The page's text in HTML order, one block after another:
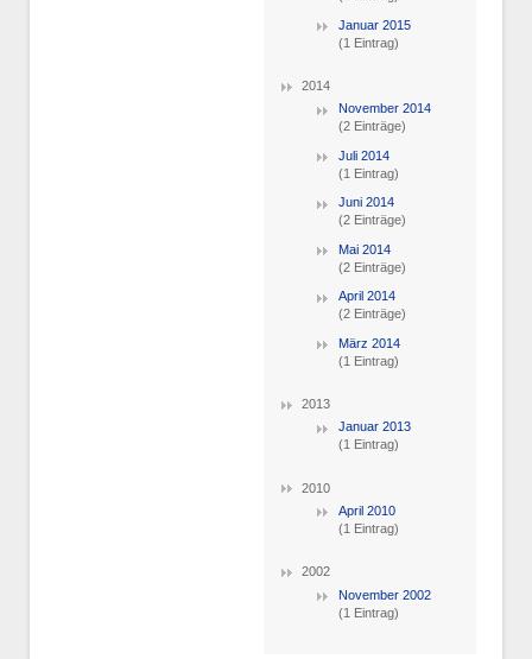
Januar 2015
(1 Eintrag)
2014
November 2014
(2 Einträge)
Juli 2014
(1 Eintrag)
Juni 2014
(2 Einträge)
Mai 2014
(2 Einträge)
April 2014
(2 Einträge)
März 2014
(1 Eintrag)
2013
Januar 2013
(1 Eintrag)
2010
April 2010
(1 Eintrag)
2002
November 2002
(1 Eintrag)